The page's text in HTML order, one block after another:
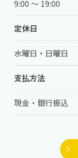
9:00 ～ 19:00
定休日
水曜日・日曜日
支払方法
現金・銀行振込